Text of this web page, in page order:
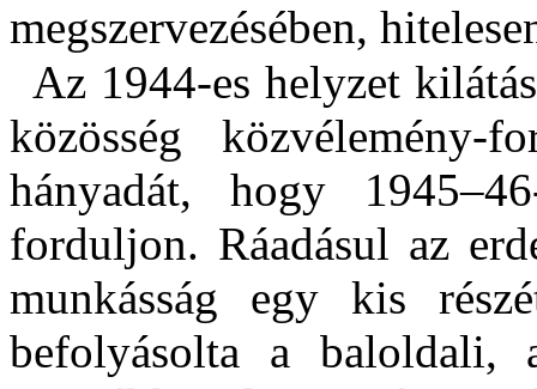
megszervezésében,
Az 1944-es helyzet
közösség közvélemény-
hányadát, hogy
forduljon. Ráadásul az
munkásság egy kis
befolyásolta a baloldali,